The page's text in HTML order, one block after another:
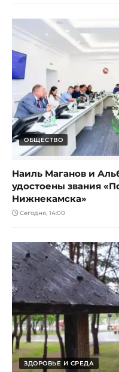
ОБЩЕСТВО
Наиль Маганов и
удостоены звания
Нижнекамска»
Сегодня, 14:00
ЗДОРОВЬЕ И СРЕДА